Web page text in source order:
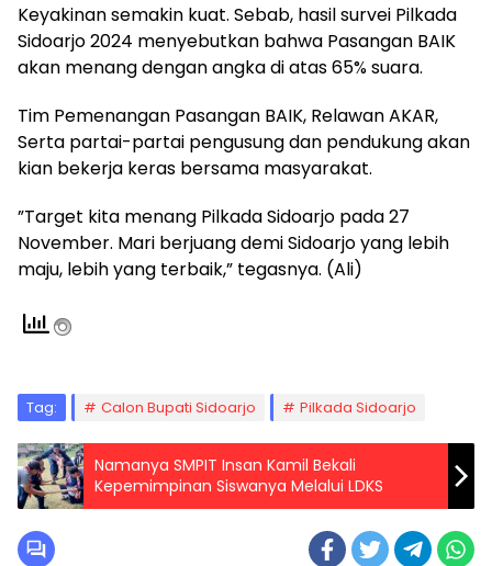
Keyakinan semakin kuat. Sebab, hasil survei Pilkada
Sidoarjo 2024 menyebutkan bahwa Pasangan BAIK
akan menang dengan angka di atas 65% suara.
Tim Pemenangan Pasangan BAIK, Relawan AKAR,
Serta partai-partai pengusung dan pendukung akan
kian bekerja keras bersama masyarakat.
”Target kita menang Pilkada Sidoarjo pada 27
November. Mari berjuang demi Sidoarjo yang lebih
maju, lebih yang terbaik,” tegasnya. (Ali)
Tag: Calon Bupati Sidoarjo Pilkada Sidoarjo
Namanya SMPIT Insan Kamil Bekali
Kepemimpinan Siswanya Melalui LDKS